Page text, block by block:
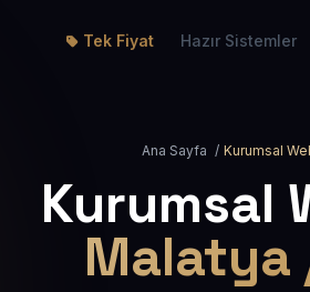
Tek Fiyat Hazır Sistemler
Ana Sayfa / Kurumsal
Kurumsal
Malatya